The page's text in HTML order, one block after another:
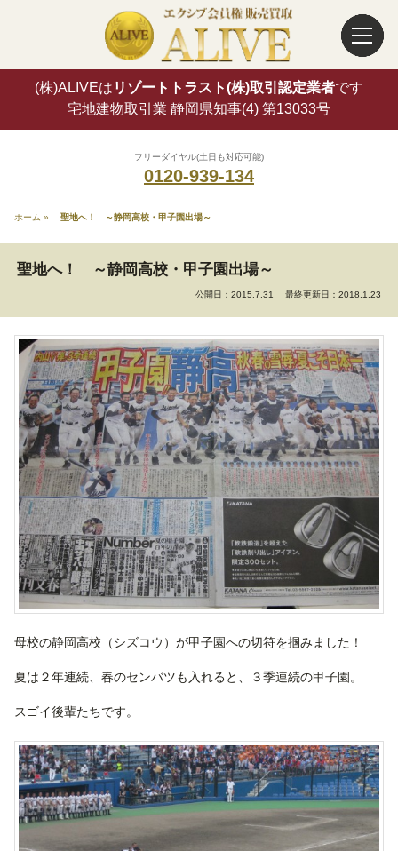
(株)ALIVEは リゾートトラスト(株)取引認定業者です
宅地建物取引業 静岡県知事(4) 第13033号
フリーダイヤル(土日も対応可能)
0120-939-134
ホーム » 聖地へ！ ～静岡高校・甲子園出場～
聖地へ！ ～静岡高校・甲子園出場～
公開日：2015.7.31 最終更新日：2018.1.23
母校の静岡高校（シズコウ）が甲子園への切符を掴みました！
夏は２年連続、春のセンバツも入れると、３季連続の甲子園。
スゴイ後輩たちです。